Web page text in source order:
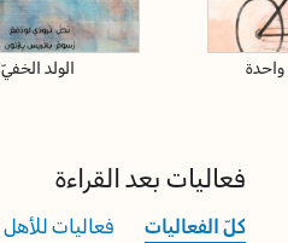
الولد الخفيّ
فعاليات بعد القراءة
كلّ الفعاليات فعاليات للأهل